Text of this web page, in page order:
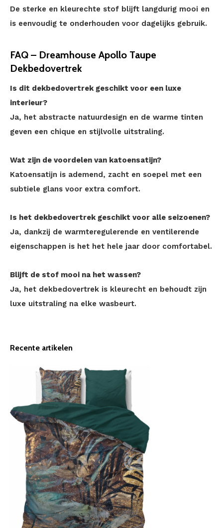
De sterke en kleurechte stof blijft langdurig mooi en
is eenvoudig te onderhouden voor dagelijks gebruik.
FAQ – Dreamhouse Apollo Taupe
Dekbedovertrek
Is dit dekbedovertrek geschikt voor een luxe
interieur?
Ja, het abstracte natuurdesign en de warme tinten
geven een chique en stijlvolle uitstraling.
Wat zijn de voordelen van katoensatijn?
Katoensatijn is ademend, zacht en soepel met een
subtiele glans voor extra comfort.
Is het dekbedovertrek geschikt voor alle seizoenen?
Ja, dankzij de warmteregulerende en ventilerende
eigenschappen is het het hele jaar door comfortabel.
Blijft de stof mooi na het wassen?
Ja, het dekbedovertrek is kleurecht en behoudt zijn
luxe uitstraling na elke wasbeurt.
Recente artikelen